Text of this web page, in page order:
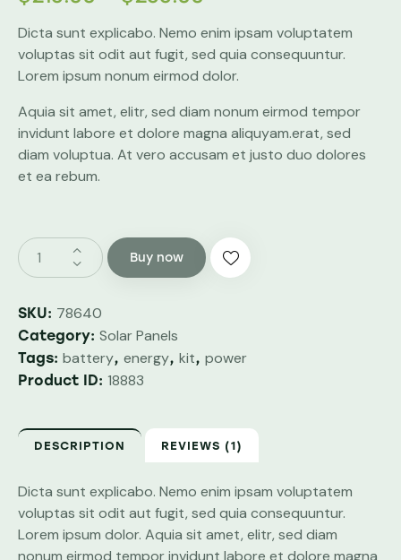
of 5
on
r rating
Dicta sunt explicabo. Nemo enim ipsam voluptatem
voluptas sit odit aut fugit, sed quia consequuntur.
Lorem ipsum nonum eirmod dolor.
Aquia sit amet, elitr, sed diam nonum eirmod tempor
invidunt labore et dolore magna aliquyam.erat, sed
diam voluptua. At vero accusam et justo duo dolores
et ea rebum.
Buy now
SKU: 78640
Category: Solar Panels
Tags: battery, energy, kit, power
Product ID: 18883
DESCRIPTION REVIEWS (1)
Dicta sunt explicabo. Nemo enim ipsam voluptatem
voluptas sit odit aut fugit, sed quia consequuntur.
Lorem ipsum dolor. Aquia sit amet, elitr, sed diam
nonum eirmod tempor invidunt labore et dolore magna